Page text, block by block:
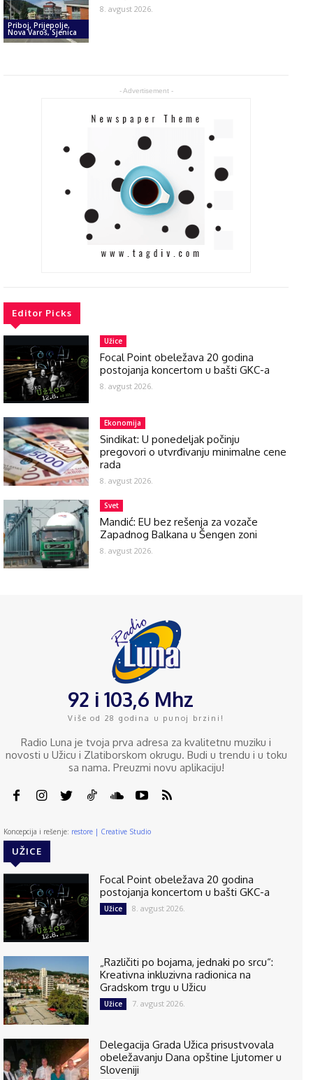
Priboj, Prijepolje,
Nova Varoš, Sjenica
8. avgust 2026.
- Advertisement -
Editor Picks
Užice
Focal Point obeležava 20 godina
postojanja koncertom u bašti GKC-a
8. avgust 2026.
Ekonomija
Sindikat: U ponedeljak počinju
pregovori o utvrđivanju minimalne cene
rada
8. avgust 2026.
Svet
Mandić: EU bez rešenja za vozače
Zapadnog Balkana u Šengen zoni
8. avgust 2026.
92 i 103,6 Mhz
Više od 28 godina u punoj brzini!
Radio Luna je tvoja prva adresa za kvalitetnu muziku i
novosti u Užicu i Zlatiborskom okrugu. Budi u trendu i u toku
sa nama. Preuzmi novu aplikaciju!
Koncepcija i rešenje: restore | Creative Studio
UŽICE
Focal Point obeležava 20 godina
postojanja koncertom u bašti GKC-a
Užice 8. avgust 2026.
„Različiti po bojama, jednaki po srcu“:
Kreativna inkluzivna radionica na
Gradskom trgu u Užicu
Užice 7. avgust 2026.
Delegacija Grada Užica prisustvovala
obeležavanju Dana opštine Ljutomer u
Sloveniji